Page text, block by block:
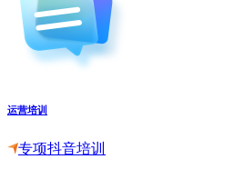
运营培训
专项抖音培训